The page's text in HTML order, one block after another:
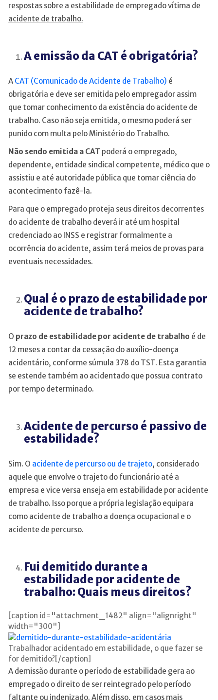
respostas sobre a estabilidade de empregado vítima de
acidente de trabalho.
A emissão da CAT é obrigatória?
A CAT (Comunicado de Acidente de Trabalho) é
obrigatória e deve ser emitida pelo empregador assim
que tomar conhecimento da existência do acidente de
trabalho. Caso não seja emitida, o mesmo poderá ser
punido com multa pelo Ministério do Trabalho.
Não sendo emitida a CAT poderá o empregado,
dependente, entidade sindical competente, médico que o
assistiu e até autoridade pública que tomar ciência do
acontecimento fazê-la.
Para que o empregado proteja seus direitos decorrentes
do acidente de trabalho deverá ir até um hospital
credenciado ao INSS e registrar formalmente a
ocorrência do acidente, assim terá meios de provas para
eventuais necessidades.
Qual é o prazo de estabilidade por
acidente de trabalho?
O prazo de estabilidade por acidente de trabalho é de
12 meses a contar da cessação do auxílio-doença
acidentário, conforme súmula 378 do TST. Esta garantia
se estende também ao acidentado que possua contrato
por tempo determinado.
Acidente de percurso é passivo de
estabilidade?
Sim. O acidente de percurso ou de trajeto, considerado
aquele que envolve o trajeto do funcionário até a
empresa e vice versa enseja em estabilidade por acidente
de trabalho. Isso porque a própria legislação equipara
como acidente de trabalho a doença ocupacional e o
acidente de percurso.
Fui demitido durante a
estabilidade por acidente de
trabalho: Quais meus direitos?
[caption id="attachment_1482" align="alignright"
width="300"]
Trabalhador acidentado em estabilidade, o que fazer se
for demitido?[/caption]
A demissão durante o período de estabilidade gera ao
empregado o direito de ser reintegrado pelo período
faltante ou indenizado. Além disso, em casos mais